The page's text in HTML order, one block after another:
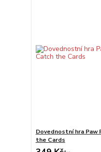
Dovednostní hra Paw
the Cards